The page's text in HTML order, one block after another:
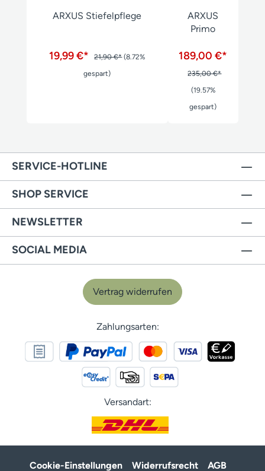
ARXUS Stiefelpflege
19,99 €* 21,90 €* (8.72%
gespart)
ARXUS
Primo
189,00 €*
235,00 €*
(19.57%
gespart)
SERVICE-HOTLINE
SHOP SERVICE
NEWSLETTER
SOCIAL MEDIA
Vertrag widerrufen
Zahlungsarten:
Versandart:
Cookie-Einstellungen Widerrufsrecht AGB